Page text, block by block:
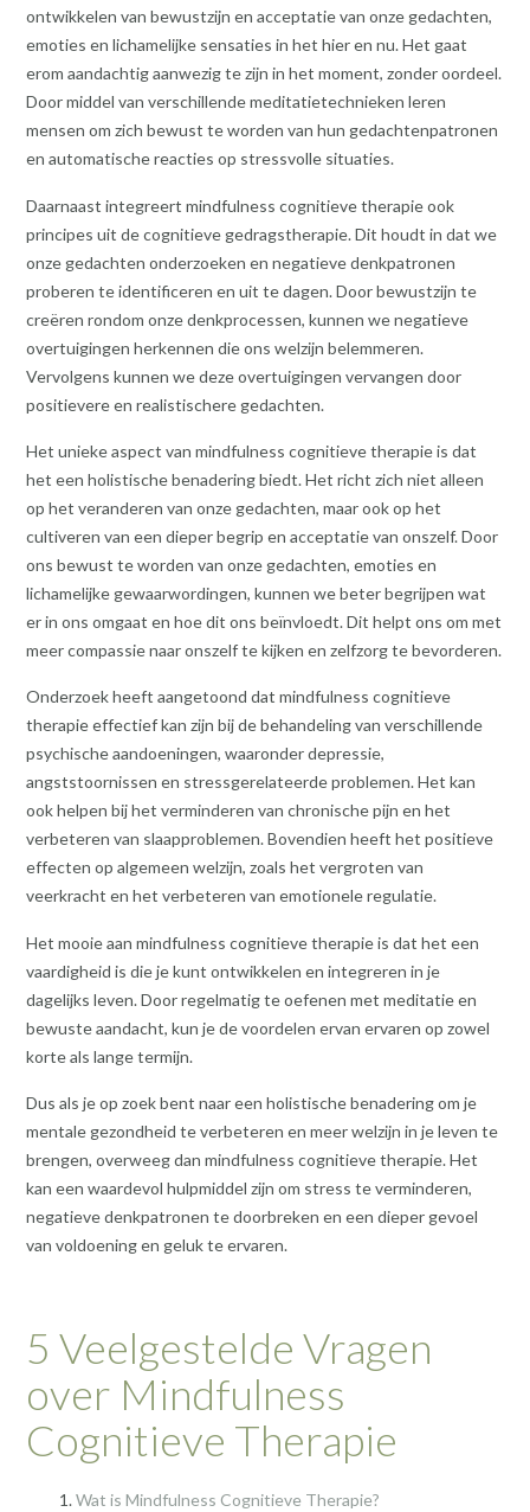
ontwikkelen van bewustzijn en acceptatie van onze gedachten,
emoties en lichamelijke sensaties in het hier en nu. Het gaat
erom aandachtig aanwezig te zijn in het moment, zonder oordeel.
Door middel van verschillende meditatietechnieken leren
mensen om zich bewust te worden van hun gedachtenpatronen
en automatische reacties op stressvolle situaties.
Daarnaast integreert mindfulness cognitieve therapie ook
principes uit de cognitieve gedragstherapie. Dit houdt in dat we
onze gedachten onderzoeken en negatieve denkpatronen
proberen te identificeren en uit te dagen. Door bewustzijn te
creëren rondom onze denkprocessen, kunnen we negatieve
overtuigingen herkennen die ons welzijn belemmeren.
Vervolgens kunnen we deze overtuigingen vervangen door
positievere en realistischere gedachten.
Het unieke aspect van mindfulness cognitieve therapie is dat
het een holistische benadering biedt. Het richt zich niet alleen
op het veranderen van onze gedachten, maar ook op het
cultiveren van een dieper begrip en acceptatie van onszelf. Door
ons bewust te worden van onze gedachten, emoties en
lichamelijke gewaarwordingen, kunnen we beter begrijpen wat
er in ons omgaat en hoe dit ons beïnvloedt. Dit helpt ons om met
meer compassie naar onszelf te kijken en zelfzorg te bevorderen.
Onderzoek heeft aangetoond dat mindfulness cognitieve
therapie effectief kan zijn bij de behandeling van verschillende
psychische aandoeningen, waaronder depressie,
angststoornissen en stressgerelateerde problemen. Het kan
ook helpen bij het verminderen van chronische pijn en het
verbeteren van slaapproblemen. Bovendien heeft het positieve
effecten op algemeen welzijn, zoals het vergroten van
veerkracht en het verbeteren van emotionele regulatie.
Het mooie aan mindfulness cognitieve therapie is dat het een
vaardigheid is die je kunt ontwikkelen en integreren in je
dagelijks leven. Door regelmatig te oefenen met meditatie en
bewuste aandacht, kun je de voordelen ervan ervaren op zowel
korte als lange termijn.
Dus als je op zoek bent naar een holistische benadering om je
mentale gezondheid te verbeteren en meer welzijn in je leven te
brengen, overweeg dan mindfulness cognitieve therapie. Het
kan een waardevol hulpmiddel zijn om stress te verminderen,
negatieve denkpatronen te doorbreken en een dieper gevoel
van voldoening en geluk te ervaren.
5 Veelgestelde Vragen
over Mindfulness
Cognitieve Therapie
Wat is Mindfulness Cognitieve Therapie?